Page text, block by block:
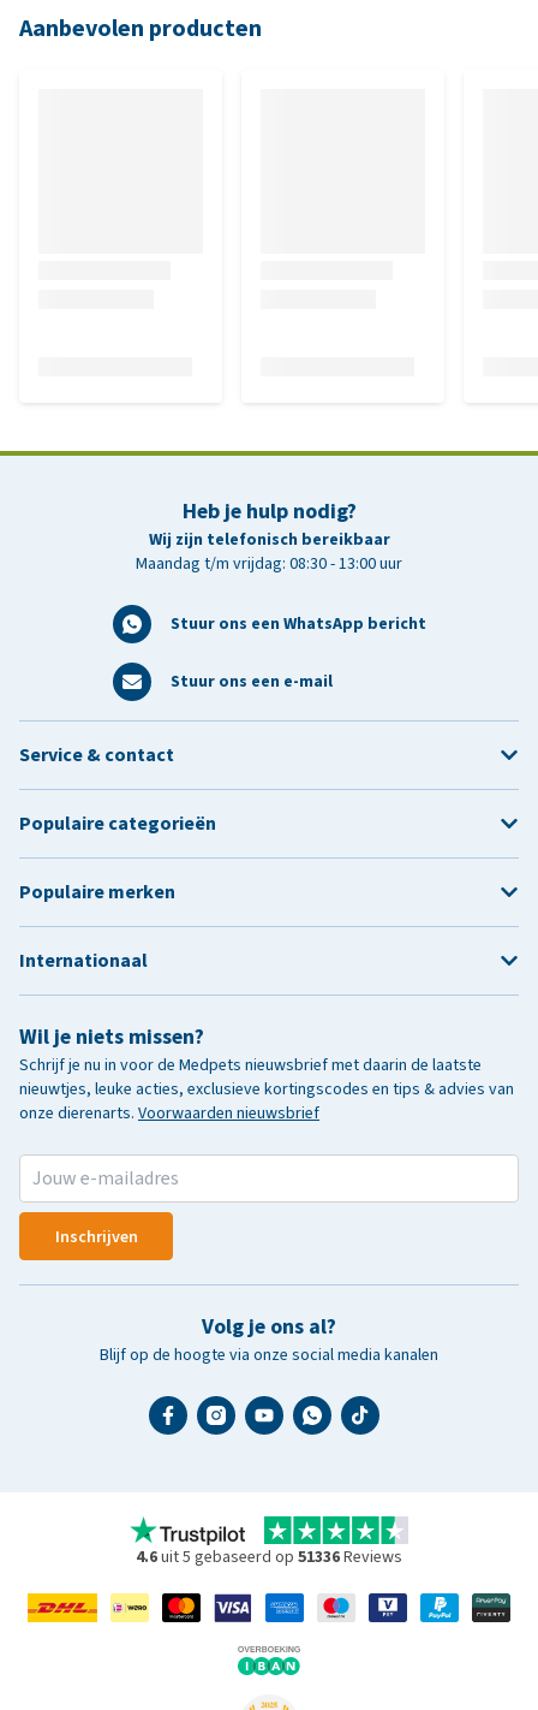
Aanbevolen producten
Heb je hulp nodig?
Wij zijn telefonisch bereikbaar
Maandag t/m vrijdag: 08:30 - 13:00 uur
Stuur ons een WhatsApp bericht
Stuur ons een e-mail
Wil je niets missen?
Schrijf je nu in voor de Medpets nieuwsbrief met daarin de laatste
nieuwtjes, leuke acties, exclusieve kortingscodes en tips & advies van
onze dierenarts. Voorwaarden nieuwsbrief
Inschrijven
Volg je ons al?
Blijf op de hoogte via onze social media kanalen
Service & contact
Populaire categorieën
Populaire merken
Internationaal
4.6uit 5 gebaseerd op 51336Reviews